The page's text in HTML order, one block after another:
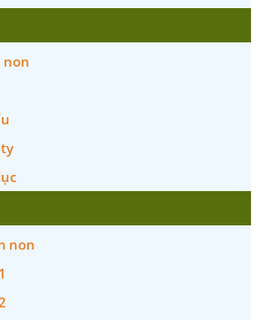
non
non